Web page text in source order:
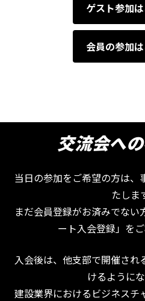
ゲスト参加
会員の参加
交流会へ
当日の参加をご希望の方は、
たしま
まだ会員登録がお済みでな
ート入会登録」を
入会後は、他支部で開催され
けるようにな
建設業界におけるビジネスチ